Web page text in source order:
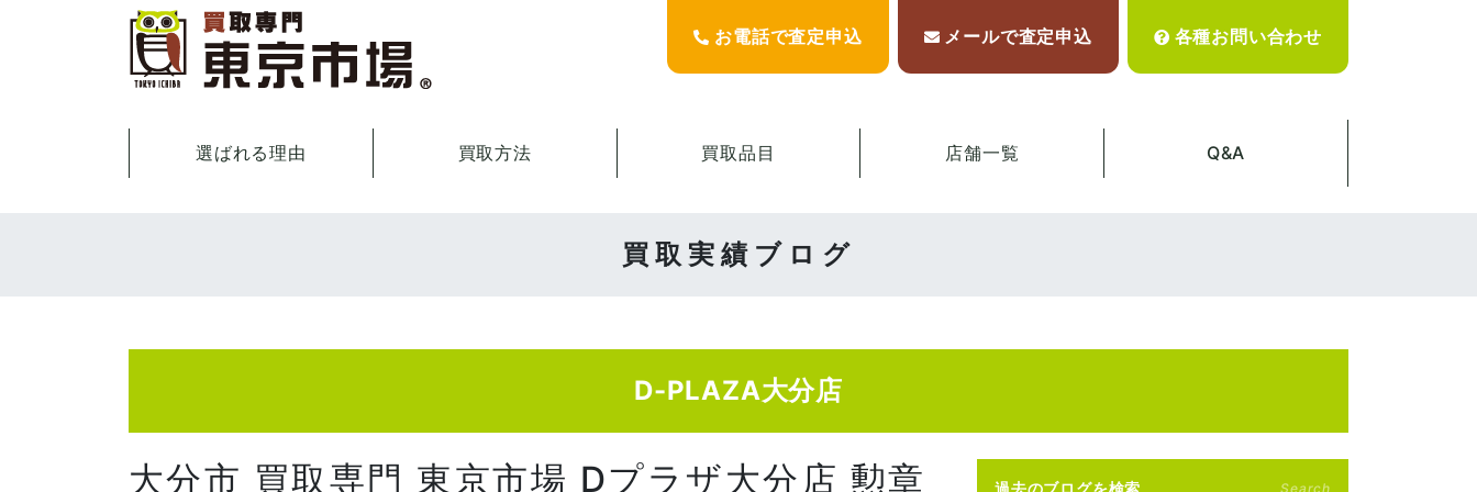
お電話で査定申込 メールで査定申込 各種お問い合わせ
選ばれる理由 買取方法 買取品目 店舗一覧 Q&A
買取実績ブログ
D-PLAZA大分店
大分市 買取専門 東京市場 Dプラザ大分店 勲章 過去のブログを検索 Search